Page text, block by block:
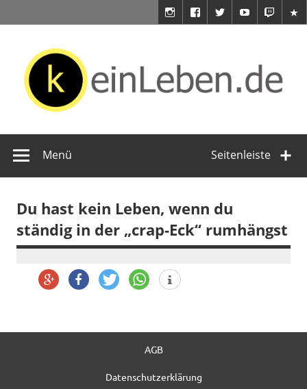
springen
Seitenleiste
Menü
Du hast kein Leben, wenn du
ständig in der „crap-Eck“ rumhängst
AGB
Datenschutzerklärung